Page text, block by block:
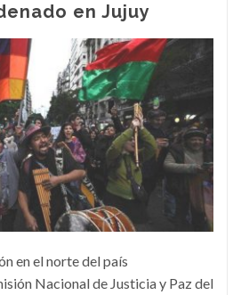
en Jujuy
en el norte del país
Nacional de Justicia y Paz del